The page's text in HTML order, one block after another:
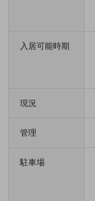
入居可能時期
現況
管理
駐車場